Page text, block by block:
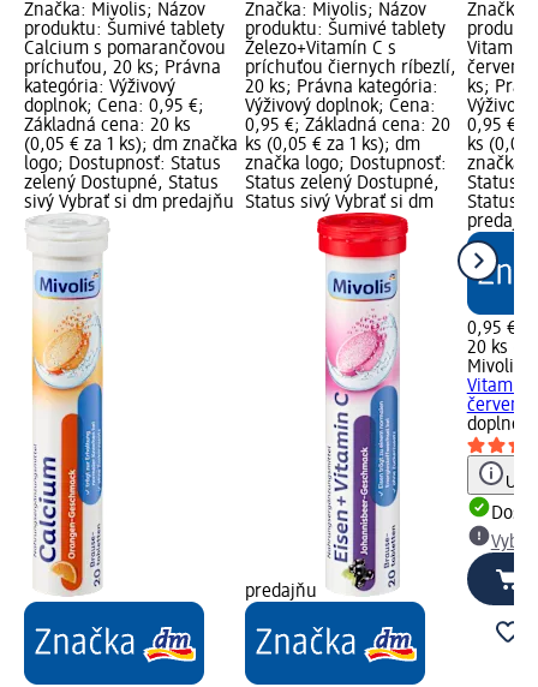
Značka: Mivolis; Názov
produktu: Šumivé tablety
Calcium s pomarančovou
príchuťou, 20 ks; Právna
kategória: Výživový
doplnok; Cena: 0,95 €;
Základná cena: 20 ks
(0,05 € za 1 ks); dm značka
logo; Dostupnosť: Status
zelený Dostupné, Status
sivý Vybrať si dm predajňu
Značka: Mivolis; Názov
produktu: Šumivé tablety
Železo+Vitamín C s
príchuťou čiernych ríbezlí,
20 ks; Právna kategória:
Výživový doplnok; Cena:
0,95 €; Základná cena: 20
ks (0,05 € za 1 ks); dm
značka logo; Dostupnosť:
Status zelený Dostupné,
Status sivý Vybrať si dm
predajňu
Značka:
Vitamín
ks;
0,95 €;
ks (0,05
značka
Status
Status
predajňu
0,95 €
20 ks
Mivolis
Vitamín
doplnok